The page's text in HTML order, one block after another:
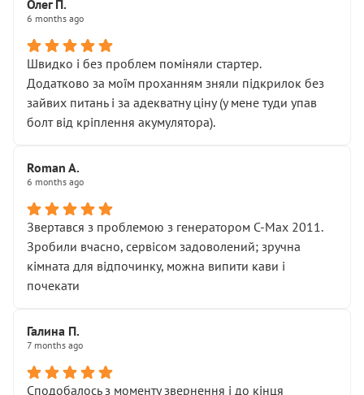
Олег П.
6 months ago
Швидко і без проблем поміняли стартер.
Додатково за моїм проханням зняли підкрилок без
зайвих питань і за адекватну ціну (у мене туди упав
болт від кріплення акумулятора).
Roman A.
6 months ago
Звертався з проблемою з генератором C-Max 2011.
Зробили вчасно, сервісом задоволений; зручна
кімната для відпочинку, можна випити кави і
почекати
Галина П.
7 months ago
Сподобалось з моменту звернення і до кінця